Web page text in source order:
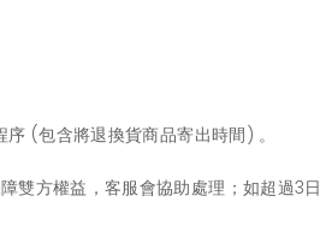
(包含將退換貨商品寄出時間) 。
雙方權益，客服會協助處理；如超過3日